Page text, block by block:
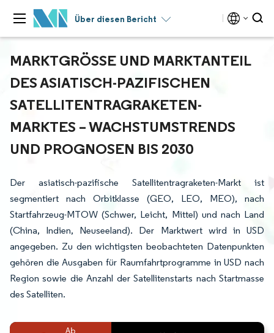
Über diesen Bericht
MARKTGRÖSSE UND MARKTANTEIL D
ES ASIATISCH-PAZIFISCHEN S
ATELLITENTRAGRAKETEN-M
ARKTES – WACHSTUMSTRENDS U
ND PROGNOSEN BIS 2030
Der asiatisch-pazifische Satellitentragraketen-Markt ist
segmentiert nach Orbitklasse (GEO, LEO, MEO), nach
Startfahrzeug-MTOW (Schwer, Leicht, Mittel) und nach Land
(China, Indien, Neuseeland). Der Marktwert wird in USD
angegeben. Zu den wichtigsten beobachteten Datenpunkten
gehören die Ausgaben für Raumfahrtprogramme in USD nach
Region sowie die Anzahl der Satellitenstarts nach Startmasse
des Satelliten.